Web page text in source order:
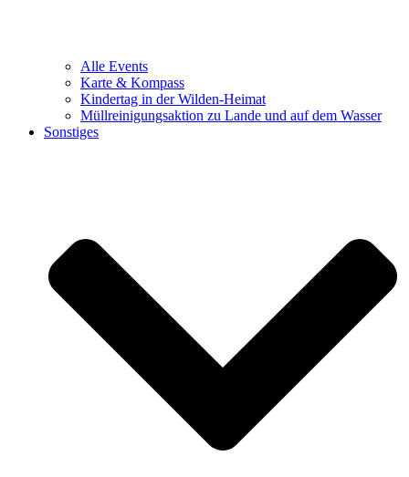
Alle Events
Karte & Kompass
Kindertag in der Wilden-Heimat
Müllreinigungsaktion zu Lande und auf dem Wasser
Sonstiges